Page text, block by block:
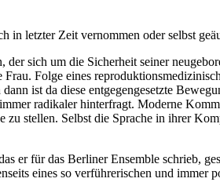
letzter Zeit vernommen oder selbst
sich um die Sicherheit seiner
Folge eines
ist da diese entgegengesetzte
radikaler hinterfragt. Moderne
zu stellen. Selbst die Sprache in ihrer
er für das Berliner Ensemble schrieb,
eines so verführerischen und